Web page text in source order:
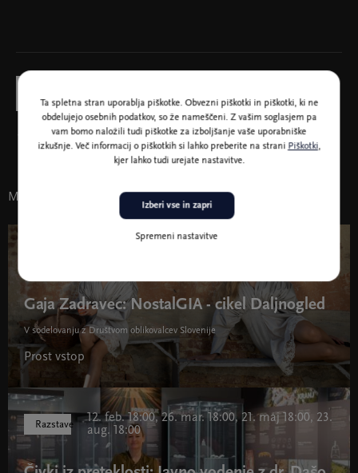
Morda vas zanima tudi
Gaja Zadravec: NostalGIA - cikel Daljnogled
V sodelovanju z Društvom oblikovalcev Slovenije
Prost vstop
Razstave
12. feb. 18:00, 26. mar. 18:00, 21. maj 18:00, 23.
aug. 18:00
Ta spletna stran uporablja piškotke. Obvezni piškotki in piškotki, ki ne
obdelujejo osebnih podatkov, so že nameščeni. Z vašim soglasjem pa
vam bomo naložili tudi piškotke za izboljšanje vaše uporabniške
izkušnje. Več informacij o piškotkih si lahko preberite na strani Piškotki,
kjer lahko tudi urejate nastavitve.
Spremeni nastavitve
Izberi vse in zapri